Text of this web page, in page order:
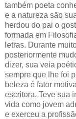
também poeta
e a natureza são
herdou do pai o
formada em
letras. Durante
posteriormente
dizer, sua veia
sempre que lhe foi
beleza é fator
escritora. Teve sua
vida como jovem
e exerceu a